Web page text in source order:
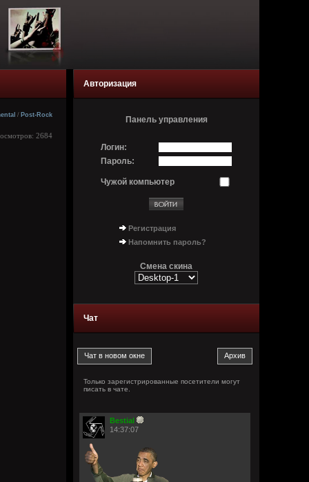
/ Post-Rock
2684
Авторизация
Панель управления
Логин:
Пароль:
Чужой компьютер
Регистрация
Напомнить пароль?
Смена скина
Чат
Только зарегистрированные посетители могут
писать в чате.
Bestial
14:37:07